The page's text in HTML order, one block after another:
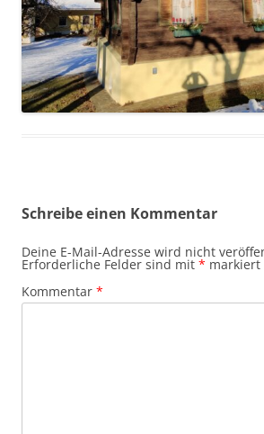
Schreibe einen Kommentar
Deine E-Mail-Adresse wird nicht
Erforderliche Felder sind mit * markiert
Kommentar *